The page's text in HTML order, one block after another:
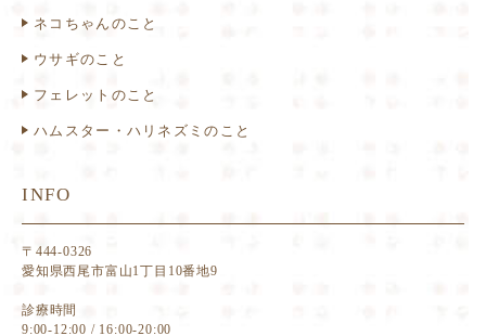
ネコちゃんのこと
ウサギのこと
フェレットのこと
ハムスター・ハリネズミのこと
INFO
〒444-0326
愛知県西尾市富山1丁目10番地9
診療時間
9:00-12:00 / 16:00-20:00